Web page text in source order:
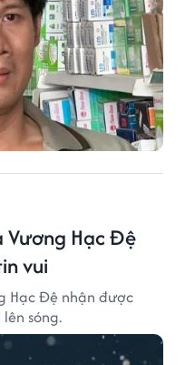
Vương Hạc Đệ
vui
Hạc Đệ nhận được
sóng.